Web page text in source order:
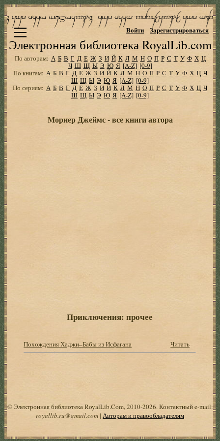
Электронная библиотека RoyalLib.com
Войти Зарегистрироваться
По авторам: А Б В Г Д Е Ж З И Й К Л М Н О П Р С Т У Ф Х Ц
Ч Ш Щ Ы Э Ю Я [A-Z] [0-9]
По книгам: А Б В Г Д Е Ж З И Й К Л М Н О П Р С Т У Ф Х Ц Ч
Ш Щ Ы Э Ю Я [A-Z] [0-9]
По сериям: А Б В Г Д Е Ж З И Й К Л М Н О П Р С Т У Ф Х Ц Ч
Ш Щ Ы Э Ю Я [A-Z] [0-9]
Мориер Джеймс - все книги автора
Приключения: прочее
Похождения Хаджи–Бабы из Исфагана Читать
© Электронная библиотека RoyalLib.Com, 2010-2026. Контактный e-mail:
royallib.ru@gmail.com| Авторам и правообладателям